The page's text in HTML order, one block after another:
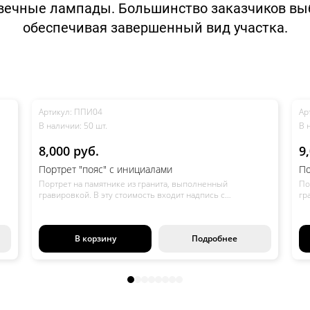
лампады. Большинство заказчиков
обеспечивая завершенный вид участка.
Артикул: ППФ03
В наличии: 50 шт.
9,000 руб.
Портрет "пояс с фоном" с инициалами
Портрет на памятнике из гранита, выполненный
гравировкой. В эту стоимость входит надпись с
полумесяц), что не повлияет на стоимость.
В корзину
Подробнее
В